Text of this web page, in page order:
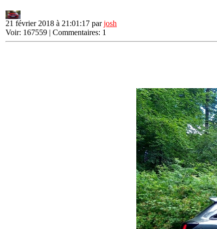
21 février 2018 à 21:01:17 parjosh
Voir: 167559 | Commentaires: 1